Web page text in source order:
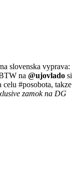
slovenska vyprava:
na @ujovlado si
#posobota, takze
zamok na DG